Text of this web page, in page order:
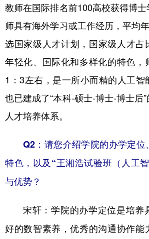
教师在国际排名前100高校获得博
师具有海外学习或工作经历，平均
选国家级人才计划，国家级人才占
年轻化、国际化和多样化的特色，
1：3左右，是一所小而精的人工
也已建成了“本科-硕士-博士-博士后
人才培养体系。
Q2：请您介绍学院的办学定
特色，以及“王湘浩试验班（人工
与优势？
宋轩：学院的办学定位是培养
好的数智素养，优秀的沟通协作能